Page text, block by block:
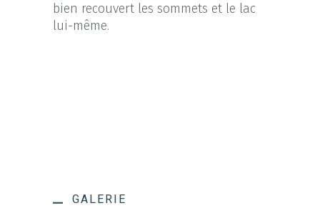
bien recouvert les sommets et le lac
lui-même.
GALERIE